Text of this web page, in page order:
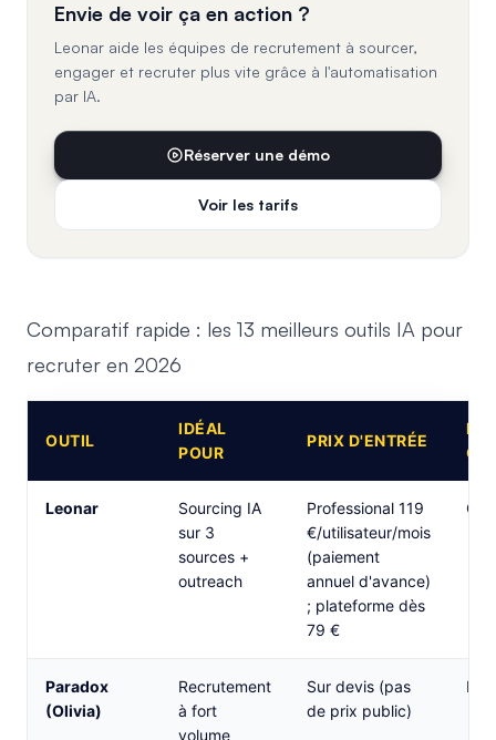
Envie de voir ça en action ?
Leonar aide les équipes de recrutement à sourcer,
engager et recruter plus vite grâce à l'automatisation
par IA.
Réserver une démo
Voir les tarifs
Comparatif rapide : les 13 meilleurs outils IA pour
recruter en 2026
OUTIL
IDÉAL
POUR
PRIX D'ENTRÉE
Leonar
Sourcing IA
sur 3
sources +
outreach
Professional 119
€/utilisateur/mois
(paiement
annuel d'avance)
; plateforme dès
79 €
Oui
Paradox
(Olivia)
Recrutement
à fort
volume
Sur devis (pas
de prix public)
Non